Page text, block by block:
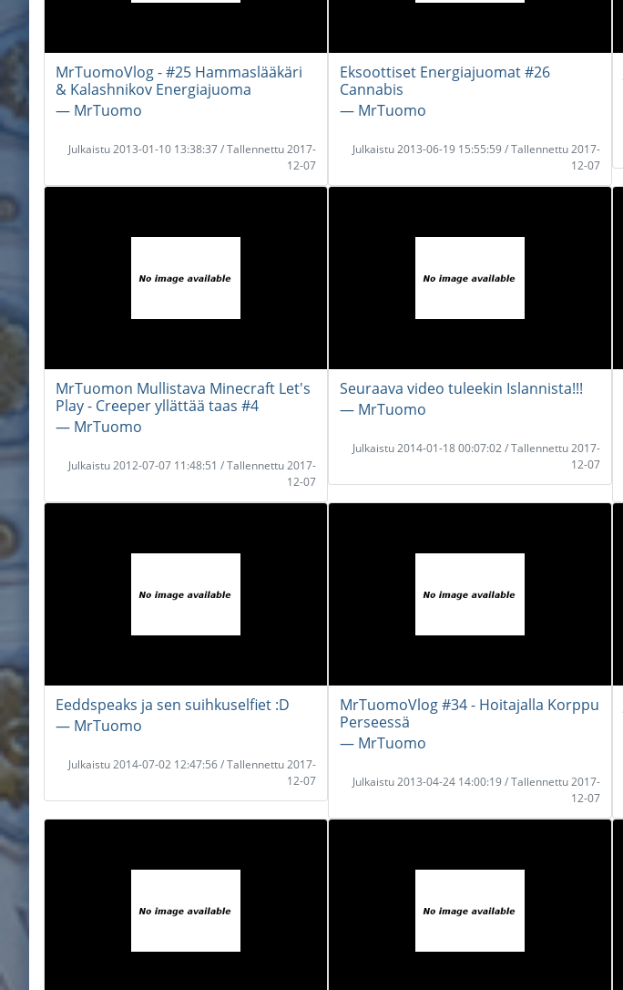
MrTuomoVlog - #25 Hammaslääkäri
& Kalashnikov Energiajuoma
― MrTuomo
Julkaistu 2013-01-10 13:38:37 / Tallennettu 2017-
12-07
Eksoottiset Energiajuomat #26
Cannabis
― MrTuomo
Julkaistu 2013-06-19 15:55:59 / Tallennettu 2017-
12-07
MrTuomon Mullistava Minecraft Let's
Play - Creeper yllättää taas #4
― MrTuomo
Julkaistu 2012-07-07 11:48:51 / Tallennettu 2017-
12-07
Seuraava video tuleekin Islannista!!!
― MrTuomo
Julkaistu 2014-01-18 00:07:02 / Tallennettu 2017-
12-07
Eeddspeaks ja sen suihkuselfiet :D
― MrTuomo
Julkaistu 2014-07-02 12:47:56 / Tallennettu 2017-
12-07
MrTuomoVlog #34 - Hoitajalla Korppu
Perseessä
― MrTuomo
Julkaistu 2013-04-24 14:00:19 / Tallennettu 2017-
12-07